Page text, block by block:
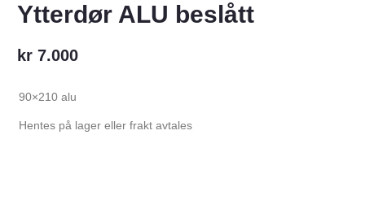
Ytterdør ALU beslått
kr 7.000
90×210 alu
Hentes på lager eller frakt avtales